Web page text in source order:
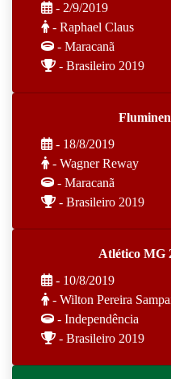
- 2/9/2019
- Raphael Claus
- Maracanã
- Brasileiro 2019
- 18/8/2019
- Wagner Reway
- Maracanã
- Brasileiro 2019
Atlético MG
- 10/8/2019
- Wilton Pereira
- Independência
- Brasileiro 2019